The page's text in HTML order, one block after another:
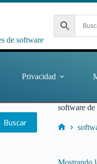
de software
Privacidad
software de
Buscar